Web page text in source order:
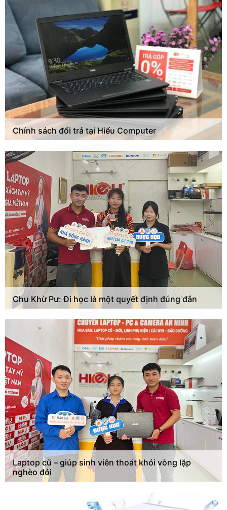
Chính sách đổi trả tại Hiếu Computer
Chu Khừ Pư: Đi học là một quyết định đúng đắn
Laptop cũ – giúp sinh viên thoát khỏi vòng lặp
nghèo đói